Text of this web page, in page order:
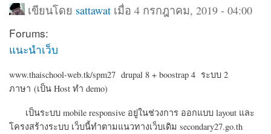
เขียนโดย sattawat เมื่อ 4 กรกฎาคม, 2019 - 04:00
Forums:
แนะนำเว็บ
www.thaischool-web.tk/spm27 drupal 8 + boostrap 4 ระบบ 2
ภาษา (เป็น Host ทำ demo)
เป็นระบบ mobile responsive อยู่ในช่วงการ ออกแบบ layout และ
โครงสร้างระบบ เว็บนี้ทำตามแนวทางเว็บเดิม secondary27.go.th